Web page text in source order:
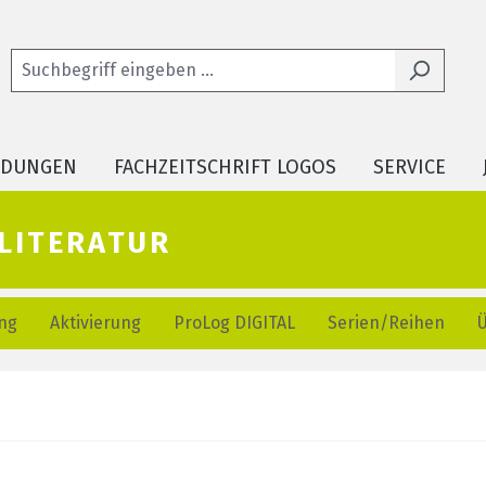
FACHZEITSCHRIFT LOGOS SERVICE
Aktivierung ProLog DIGITAL Serien/Reihen